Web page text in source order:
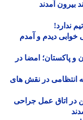
دیدم و آمدم
امضا در
در نقش های